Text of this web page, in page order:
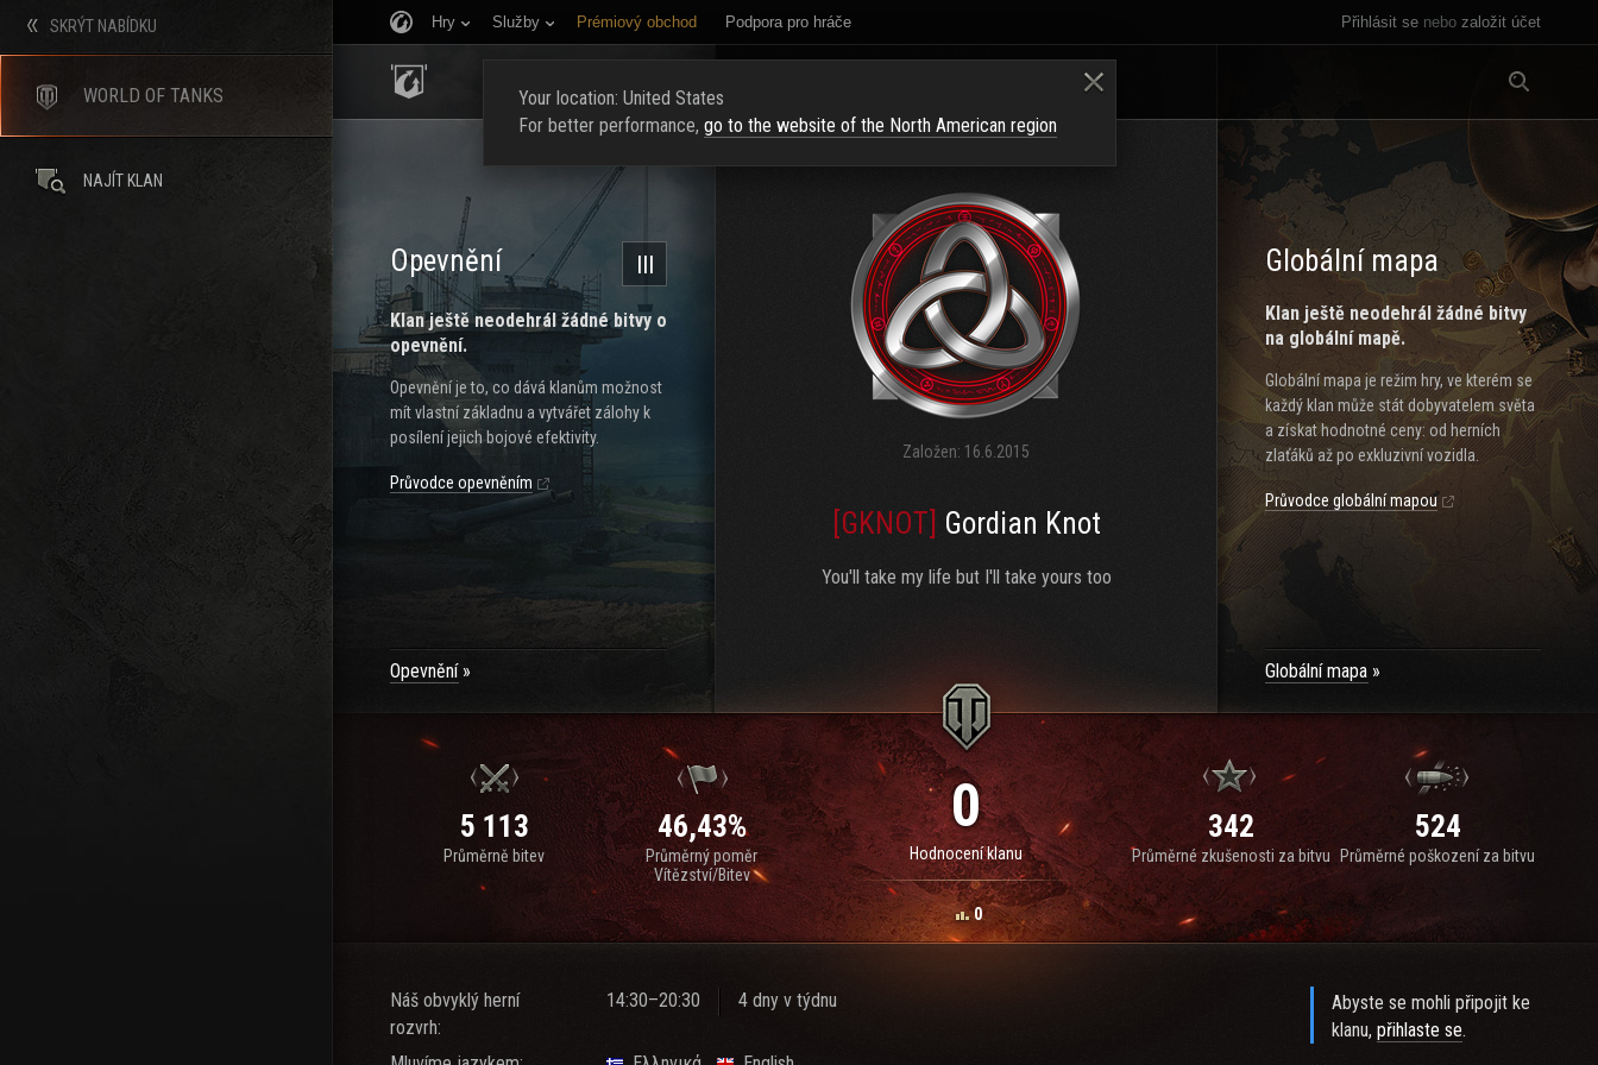
Přihlásit se nebo založit účet
Hry Služby Prémiový obchod Podpora pro hráče
NAVERBOVAT NOVÉ ČLENY
III
Opevnění
Klan ještě neodehrál žádné bitvy o
opevnění.
Opevnění je to, co dává klanům možnost
mít vlastní základnu a vytvářet zálohy k
posílení jejich bojové efektivity.
Průvodce opevněním
Opevnění
Založen: 16.6.2015
[GKNOT] Gordian Knot
You'll take my life but I'll take yours too
Globální mapa
Klan ještě neodehrál žádné bitvy
na globální mapě.
Globální mapa je režim hry, ve kterém se
každý klan může stát dobyvatelem světa
a získat hodnotné ceny: od herních
zlaťáků až po exkluzivní vozidla.
Průvodce globální mapou
Globální mapa
5 113
Průměrně bitev
46,43%
Průměrný poměr
Vítězství/Bitev
0
Hodnocení klanu
0
342
Průměrné zkušenosti za bitvu
524
Průměrné poškození za bitvu
Náš obvyklý herní
rozvrh:
14:30–20:30 4 dny v týdnu
Abyste se mohli připojit ke
klanu,přihlaste se.
SKRÝT NABÍDKU
WORLD OF TANKS
NAJÍT KLAN
Your location: United States
For better performance, go to the website of the North American region